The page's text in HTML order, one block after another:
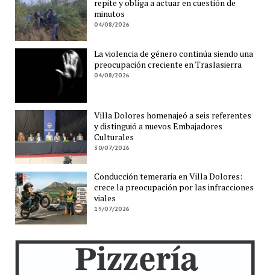
repite y obliga a actuar en cuestión de
minutos
04/08/2026
La violencia de género continúa siendo una
preocupación creciente en Traslasierra
04/08/2026
Villa Dolores homenajeó a seis referentes
y distinguió a nuevos Embajadores
Culturales
30/07/2026
Conducción temeraria en Villa Dolores:
crece la preocupación por las infracciones
viales
19/07/2026